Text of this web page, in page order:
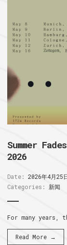
Summer
2026
Date: 2026年4月25
Categories:
新闻
For many years,
Read More →